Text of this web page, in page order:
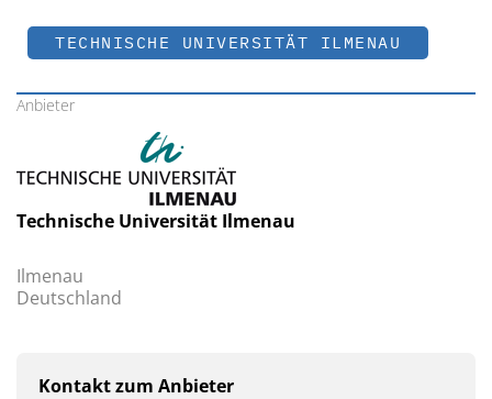
TECHNISCHE UNIVERSITÄT ILMENAU
Anbieter
Technische Universität Ilmenau
Ilmenau
Deutschland
Kontakt zum Anbieter